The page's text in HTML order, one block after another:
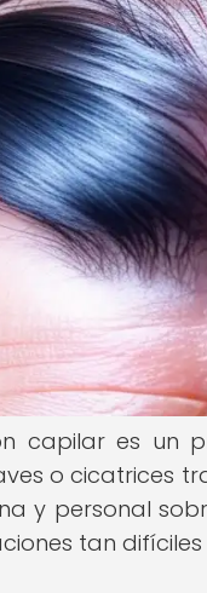
capilar es un
o cicatrices
y personal
tan